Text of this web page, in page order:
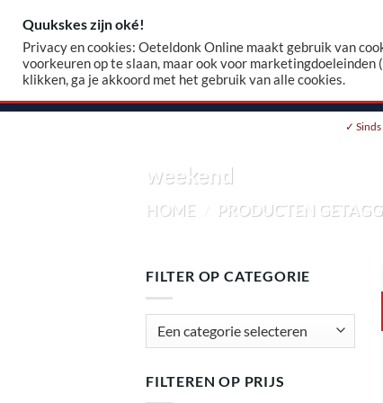
content
✓
weekend
HOME PRODUCTEN
FILTER OP CATEGORIE
FILTEREN OP PRIJS
Quukskes zijn oké!
Privacy en cookies: Oeteldonk Online maakt gebruik van
voorkeuren op te slaan, maar ook voor
klikken, ga je akkoord met het gebruik van alle cookies.